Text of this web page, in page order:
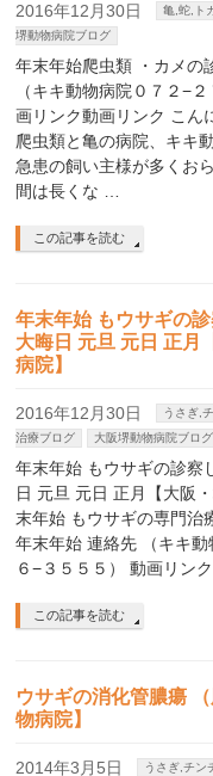
2016年12月30日 亀,蛇,ト
堺動物病院ブログ
年末年始爬虫類 ・カメの
（キキ動物病院０７２−
画リンク動画リンク こん
爬虫類と亀の病院、キキ
急患の飼い主様が多くお
間は長くな …
この記事を読む
年末年始 もウサギの診
大晦日 元旦 元日 正月
病院】
2016年12月30日
うさぎ,
治療ブログ
大阪堺動物病院ブログ
年末年始 もウサギの診察
日 元旦 元日 正月【大阪
末年始 もウサギの専門治
年末年始 連絡先 （キキ動
６−３５５５） 動画リン
この記事を読む
ウサギの消化管膿瘍
物病院】
2014年3月5日 うさぎ,チン